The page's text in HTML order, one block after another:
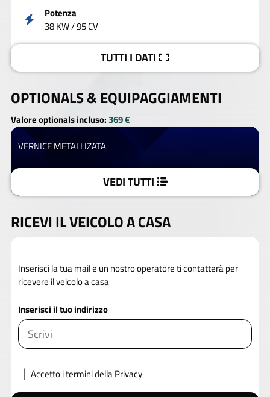
Potenza
38 KW / 95 CV
TUTTI I DATI
OPTIONALS &EQUIPAGGIAMENTI
Valore optionals incluso: 369 €
VERNICE METALLIZATA
VEDI TUTTI
RICEVI IL VEICOLO A CASA
Inserisci la tua mail e un nostro operatore ti contatterà per
ricevere il veicolo a casa
Inserisci il tuo indirizzo
Accettoi termini della Privacy